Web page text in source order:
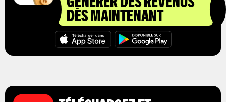
DÈS MAINTENANT